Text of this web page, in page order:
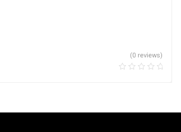
(0 reviews)